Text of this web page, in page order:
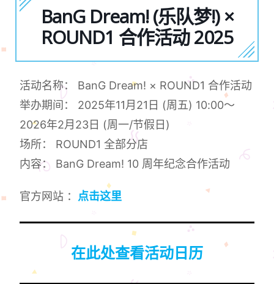
BanG Dream! (乐队梦!) ×
ROUND1 合作活动 2025
活动名称： BanG Dream! × ROUND1 合作活动
举办期间： 2025年11月21日 (周五) 10:00～
2026年2月23日 (周一/节假日)
场所： ROUND1 全部分店
内容： BanG Dream! 10 周年纪念合作活动
官方网站 ： 点击这里
在此处查看活动日历